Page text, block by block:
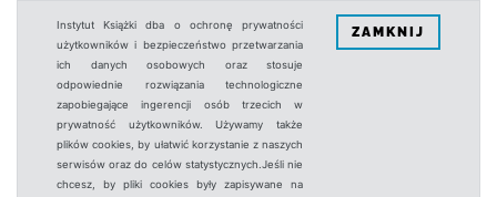
Instytut Książki dba o ochronę prywatności
użytkowników i bezpieczeństwo przetwarzania
ich danych osobowych oraz stosuje
odpowiednie rozwiązania technologiczne
zapobiegające ingerencji osób trzecich w
prywatność użytkowników. Używamy także
plików cookies, by ułatwić korzystanie z naszych
serwisów oraz do celów statystycznych.Jeśli nie
chcesz, by pliki cookies były zapisywane na
ZAMKNIJ